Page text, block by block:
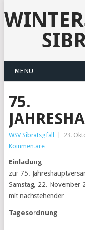
MENU
75.
WSV Sibratsgfäll 28.
Kommentare
Einladung
zur 75.
Samstag, 22. November
mit nachstehender
Tagesordnung